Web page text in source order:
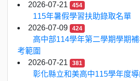
2026-07-21
454
115年暑假學習扶助錄取名單
2026-07-09
424
高中部114學年第二學期學期
考範圍
2026-07-21
381
彰化縣立和美高中115學年度